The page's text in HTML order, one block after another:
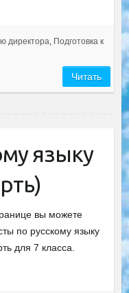
директора Подготовка к
Читать
языку
вы можете
по русскому языку
для 7 класса.